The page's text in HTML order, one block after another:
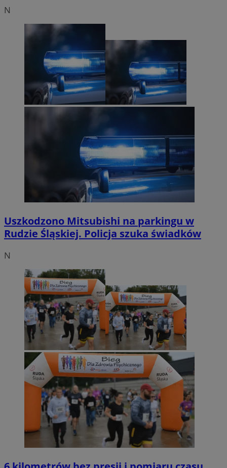
N
Uszkodzono Mitsubishi na parkingu w
Rudzie Śląskiej. Policja szuka świadków
N